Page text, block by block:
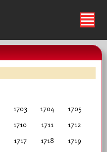
ś
1703 1704
1705
1710 1711
1712
1717 1718
1719